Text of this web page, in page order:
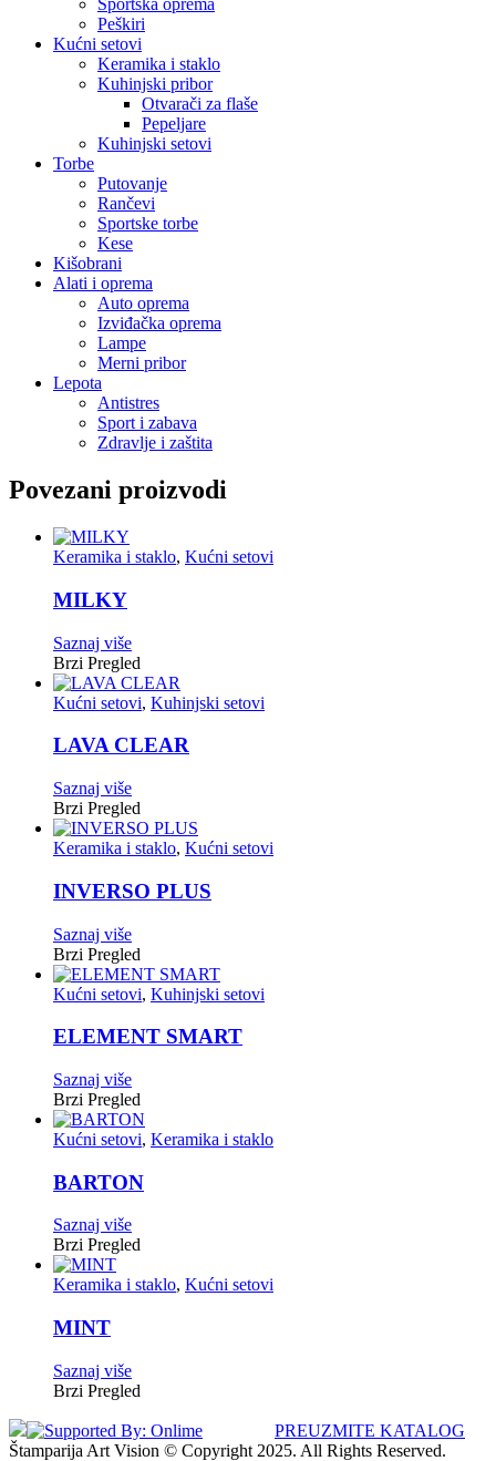
Sportska oprema
Peškiri
Kućni setovi
Keramika i staklo
Kuhinjski pribor
Otvarači za flaše
Pepeljare
Kuhinjski setovi
Torbe
Putovanje
Rančevi
Sportske torbe
Kese
Kišobrani
Alati i oprema
Auto oprema
Izviđačka oprema
Lampe
Merni pribor
Lepota
Antistres
Sport i zabava
Zdravlje i zaštita
Povezani proizvodi
Keramika i staklo, Kućni setovi
MILKY
Saznaj više
Brzi Pregled
Kućni setovi, Kuhinjski setovi
LAVA CLEAR
Saznaj više
Brzi Pregled
Keramika i staklo, Kućni setovi
INVERSO PLUS
Saznaj više
Brzi Pregled
Kućni setovi, Kuhinjski setovi
ELEMENT SMART
Saznaj više
Brzi Pregled
Kućni setovi, Keramika i staklo
BARTON
Saznaj više
Brzi Pregled
Keramika i staklo, Kućni setovi
MINT
Saznaj više
Brzi Pregled
PREUZMITE KATALOG
Štamparija Art Vision © Copyright 2025. All Rights Reserved.